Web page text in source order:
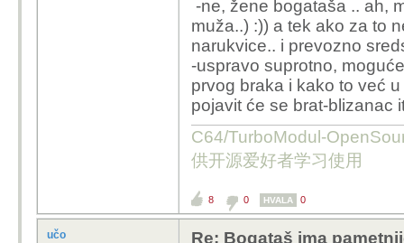
-ne, žene bogataša .. ah,
muža..) :)) a tek ako za to
narukvice.. i prevozno
-uspravo suprotno,
prvog braka i kako to već
pojavit će se brat-blizanac
C64/TurboModul-
供开源爱好者学习使用
8 0 HVALA 0
učo
Re: Bogataš ima